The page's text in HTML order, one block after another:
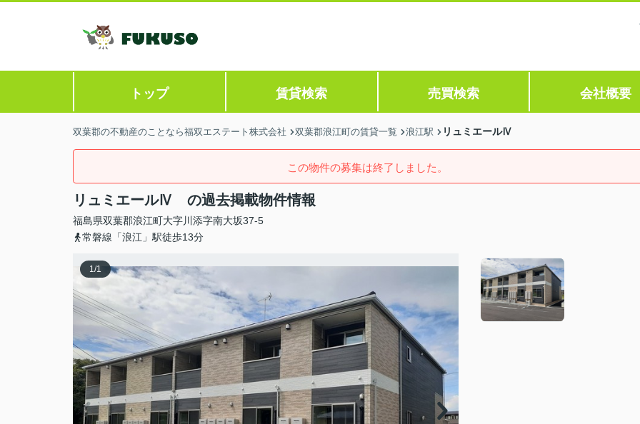
トップ 賃貸検索 売買検索 会社概要
双葉郡の不動産のことなら福双エステート株式会社 双葉郡浪江町の賃貸一覧 浪江駅 リュミエールⅣ
この物件の募集は終了しました。
リュミエールⅣ の過去掲載物件情報
福島県双葉郡浪江町大字川添字南大坂37-5
常磐線「浪江」駅徒歩13分
1/1